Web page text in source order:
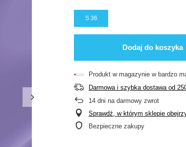
S 36
Dodaj do koszyka
Produkt w magazynie w bardzo
Darmowa i szybka dostawa od
14 dni na darmowy zwrot
Sprawdź, w którym sklepie
Bezpieczne zakupy